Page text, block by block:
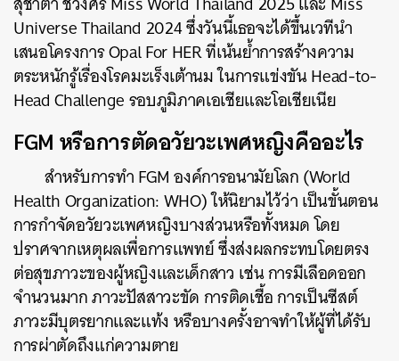
Universe Thailand 2024 ซึ่งวันนี้เธอจะได้ขึ้นเวทีนำ
เสนอโครงการ Opal For HER ที่เน้นย้ำการสร้างความ
ตระหนักรู้เรื่องโรคมะเร็งเต้านม ในการแข่งขัน Head-to-
Head Challenge รอบภูมิภาคเอเชียและโอเชียเนีย
FGM หรือการตัดอวัยวะเพศหญิงคืออะไร
สำหรับการทำ FGM องค์การอนามัยโลก (World
Health Organization: WHO) ให้นิยามไว้ว่า เป็นขั้นตอน
การกำจัดอวัยวะเพศหญิงบางส่วนหรือทั้งหมด โดย
ปราศจากเหตุผลเพื่อการแพทย์ ซึ่งส่งผลกระทบโดยตรง
ต่อสุขภาวะของผู้หญิงและเด็กสาว เช่น การมีเลือดออก
จำนวนมาก ภาวะปัสสาวะขัด การติดเชื้อ การเป็นซีสต์
ภาวะมีบุตรยากและแท้ง หรือบางครั้งอาจทำให้ผู้ที่ได้รับ
การผ่าตัดถึงแก่ความตาย
SHARE TWEET LINE EMAIL